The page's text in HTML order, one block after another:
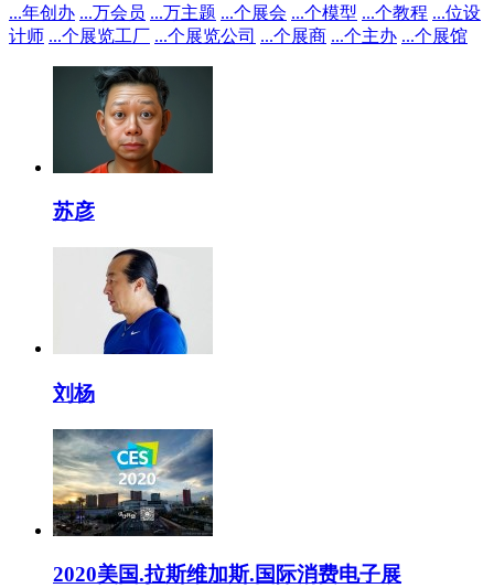
...年创办 ...万会员 ...万主题 ...个展会 ...个模型 ...个教程 ...位设
计师 ...个展览工厂 ...个展览公司 ...个展商 ...个主办 ...个展馆
苏彦
刘杨
2020美国.拉斯维加斯.国际消费电子展